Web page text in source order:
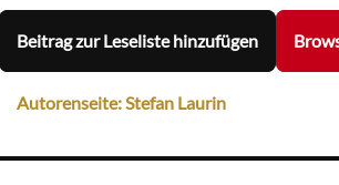
Beitrag zur Leseliste hinzufügen
Autorenseite: Stefan Laurin